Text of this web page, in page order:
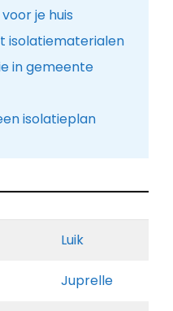
je huis
isolatiematerialen
in gemeente
isolatieplan
Luik
Juprelle